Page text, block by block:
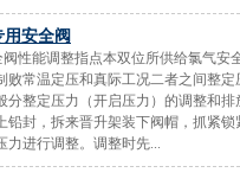
用安全阀
性能调整指点本双位所供给氯气
败常温定压和真际工况二者之间整
分整定压力（开启压力）的调整和
铅封，拆来晋升架装下阀帽，抓紧
力进行调整。调整时先...